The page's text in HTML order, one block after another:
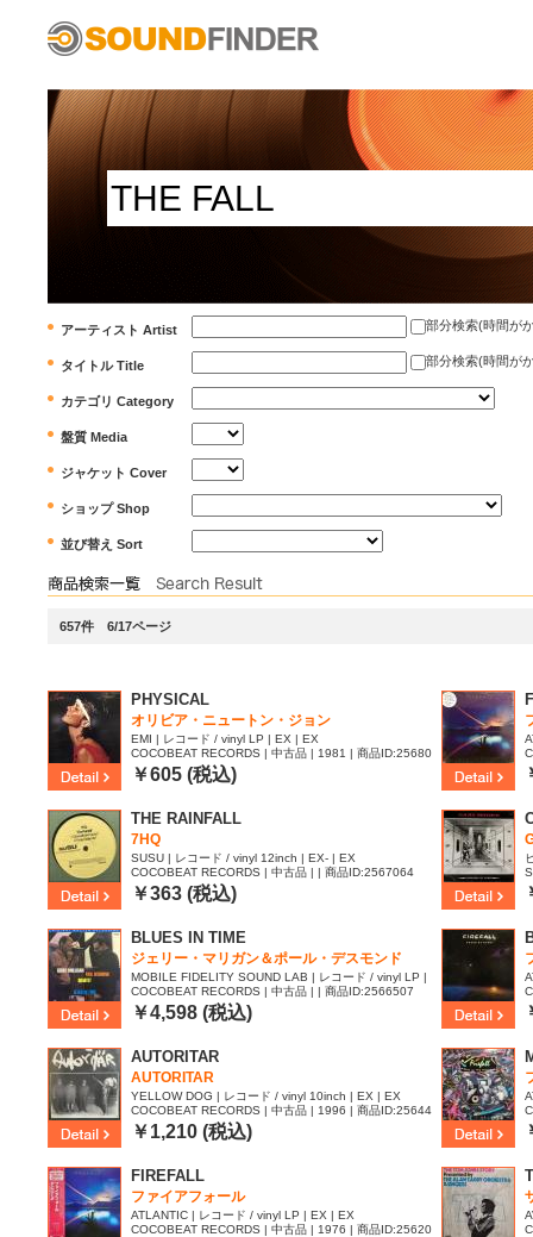
アーティスト Artist 部分検索(時間が
タイトル Title 部分検索(時間が
カテゴリ Category
盤質 Media
ジャケット Cover
ショップ Shop
並び替え Sort
657件 6/17ページ
PHYSICAL
オリビア・ニュートン・ジョン
EMI | レコード / vinyl LP | EX | EX
COCOBEAT RECORDS | 中古品 | 1981 | 商品ID:25680
01
￥605 (税込)
THE RAINFALL
7HQ
SUSU | レコード / vinyl 12inch | EX- | EX
COCOBEAT RECORDS | 中古品 | | 商品ID:2567064
￥363 (税込)
-
BLUES IN TIME
ジェリー・マリガン＆ポール・デスモンド
MOBILE FIDELITY SOUND LAB | レコード / vinyl LP |
EX- | EX-
COCOBEAT RECORDS | 中古品 | | 商品ID:2566507
￥4,598 (税込)
AUTORITAR
AUTORITAR
YELLOW DOG | レコード / vinyl 10inch | EX | EX
COCOBEAT RECORDS | 中古品 | 1996 | 商品ID:25644
28
￥1,210 (税込)
FIREFALL
ファイアフォール
ATLANTIC | レコード / vinyl LP | EX | EX
COCOBEAT RECORDS | 中古品 | 1976 | 商品ID:25620